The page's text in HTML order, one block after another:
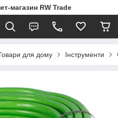
магазин RW Trade
для дому Інструменти